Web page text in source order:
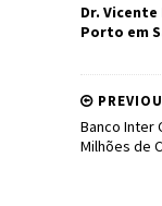
Dr.
Porto em
Banco Inter
Milhões de